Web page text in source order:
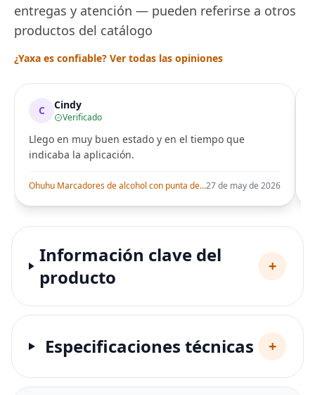
entregas y atención — pueden referirse a otros
productos del catálogo
¿Yaxa es confiable? Ver todas las opiniones
C Cindy
Verificado
Llego en muy buen estado y en el tiempo que
indicaba la aplicación.
Ohuhu Marcadores de alcohol con punta de pincel – Juego de marcadores artísticos de doble punta con certificación AP para artistas adultos27 de may de 2026
Información clave del
producto
+
Especificaciones técnicas +